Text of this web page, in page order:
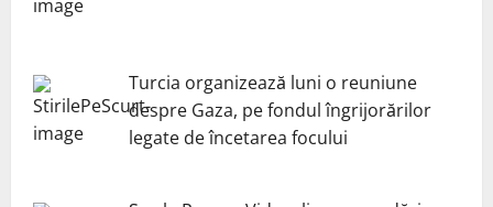
Turcia organizează luni o reuniune
despre Gaza, pe fondul îngrijorărilor
legate de încetarea focului